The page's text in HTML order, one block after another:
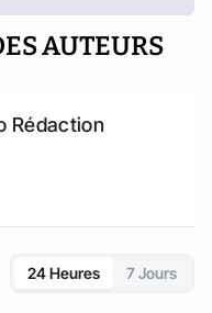
AUTEURS
Rédaction
24 Heures 7 Jours